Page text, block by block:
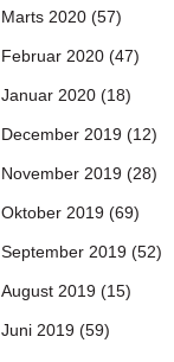
Marts 2020 (57)
Februar 2020 (47)
Januar 2020 (18)
December 2019 (12)
November 2019 (28)
Oktober 2019 (69)
September 2019 (52)
August 2019 (15)
Juni 2019 (59)